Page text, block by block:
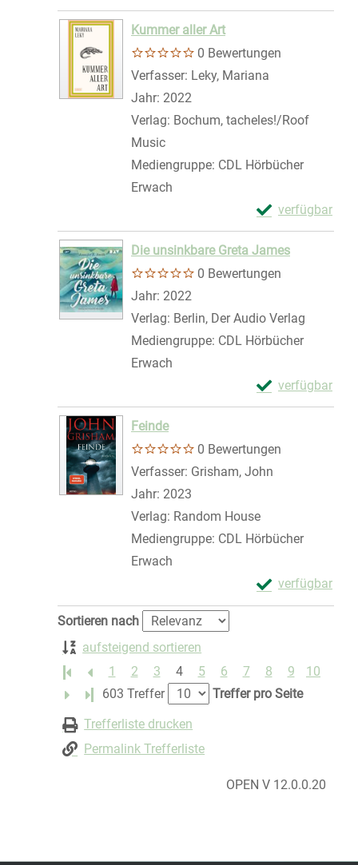
Zum Download
Kummer aller Art
0 Bewertungen
Verfasser: Leky, Mariana
Jahr: 2022
Verlag: Bochum, tacheles!/Roof
Music
Mediengruppe: CDL Hörbücher
Erwach
verfügbar
Exemplar-
Zum Download
Die unsinkbare Greta James
0 Bewertungen
Suche nach diesem Verfasser
Jahr: 2022
Verlag: Berlin, Der Audio Verlag
Mediengruppe: CDL Hörbücher
Erwach
verfügbar
Exemplar-
Zum Download
Feinde
0 Bewertungen
Verfasser: Grisham, John
Jahr: 2023
Verlag: Random House
Mediengruppe: CDL Hörbücher
Erwach
verfügbar
Exemplar-
Zum Download
Zu den Suchfiltern springen
Sortieren nach
aufsteigend sortieren
1
2 3 4 5 6 7 8 9
10
Letzte Seite
603 Treffer
Treffer pro Seite
Trefferliste drucken
Permalink Trefferliste
OPEN V 12.0.0.20